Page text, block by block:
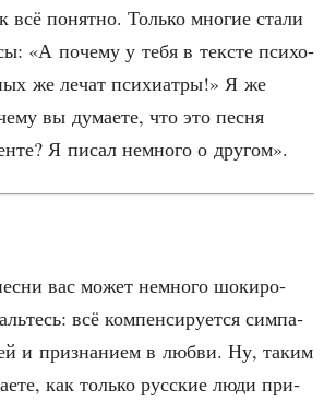
всё понят­но. Толь­ко мно­гие ста­ли
«А поче­му у тебя в тек­сте пси­хо­
же лечат пси­хи­ат­ры!» Я же
вы дума­е­те, что это пес­ня
Я писал немно­го о другом».
вас может немно­го шоки­ро­
всё ком­пен­си­ру­ет­ся сим­па­
и при­зна­ни­ем в люб­ви. Ну, таким
как толь­ко рус­ские люди при­